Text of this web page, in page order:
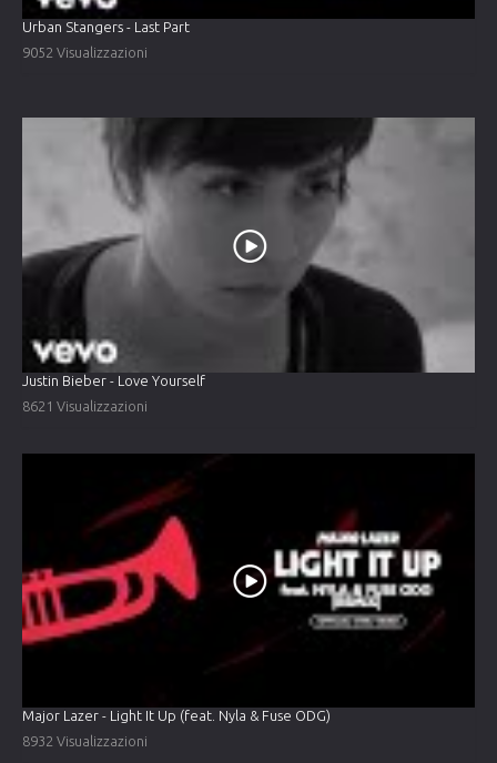
Urban Stangers - Last Part
9052 Visualizzazioni
Justin Bieber - Love Yourself
8621 Visualizzazioni
Major Lazer - Light It Up (feat. Nyla & Fuse ODG)
8932 Visualizzazioni